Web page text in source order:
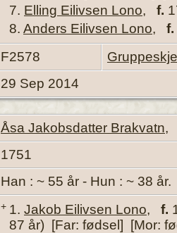
7. Elling Eilivsen Lono, f.
8. Anders Eilivsen Lono, f.
F2578
29 Sep 2014
Åsa Jakobsdatter Brakvatn,
1751
Han : ~ 55 år - Hun : ~ 38 år.
+ 1. Jakob Eilivsen Lono, f.
87 år) [Far: fødsel] [Mor: